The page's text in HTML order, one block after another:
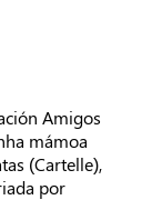
Amigos
mámoa
(Cartelle),
por